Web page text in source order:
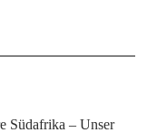
Südafrika – Unser